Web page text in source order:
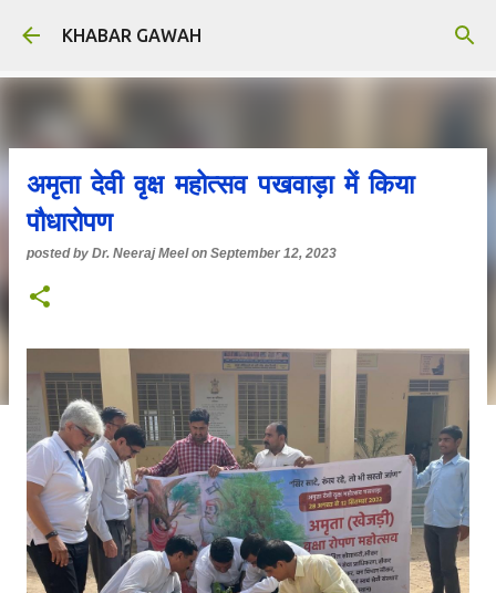
Skip to main content
KHABAR GAWAH
अमृता देवी वृक्ष महोत्सव पखवाड़ा में किया
पौधारोपण
posted by Dr. Neeraj Meel on September 12, 2023